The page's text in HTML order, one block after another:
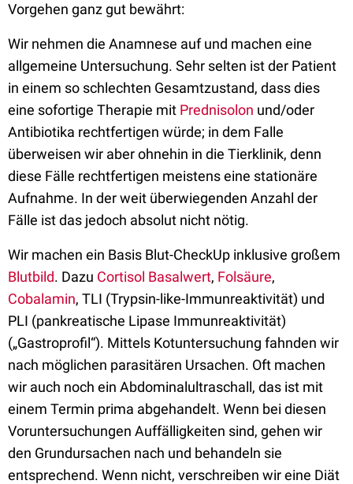
Vorgehen ganz gut bewährt:
Wir nehmen die Anamnese auf und machen eine
allgemeine Untersuchung. Sehr selten ist der Patient
in einem so schlechten Gesamtzustand, dass dies
eine sofortige Therapie mit Prednisolon und/oder
Antibiotika rechtfertigen würde; in dem Falle
überweisen wir aber ohnehin in die Tierklinik, denn
diese Fälle rechtfertigen meistens eine stationäre
Aufnahme. In der weit überwiegenden Anzahl der
Fälle ist das jedoch absolut nicht nötig.
Wir machen ein Basis Blut-CheckUp inklusive großem
Blutbild. Dazu Cortisol Basalwert, Folsäure,
Cobalamin, TLI (Trypsin-like-Immunreaktivität) und
PLI (pankreatische Lipase Immunreaktivität)
(„Gastroprofil“). Mittels Kotuntersuchung fahnden wir
nach möglichen parasitären Ursachen. Oft machen
wir auch noch ein Abdominalultraschall, das ist mit
einem Termin prima abgehandelt. Wenn bei diesen
Voruntersuchungen Auffälligkeiten sind, gehen wir
den Grundursachen nach und behandeln sie
entsprechend. Wenn nicht, verschreiben wir eine Diät